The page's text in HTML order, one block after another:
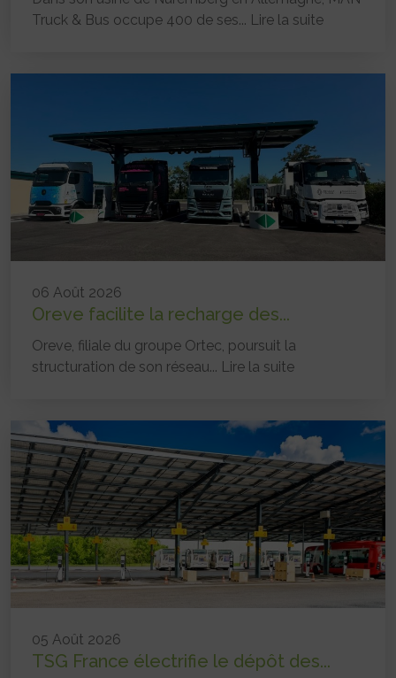
Truck & Bus occupe 400 de ses... Lire la suite
06 Août 2026
Oreve facilite la recharge des...
Oreve, filiale du groupe Ortec, poursuit la
structuration de son réseau... Lire la suite
05 Août 2026
TSG France électrifie le dépôt des...